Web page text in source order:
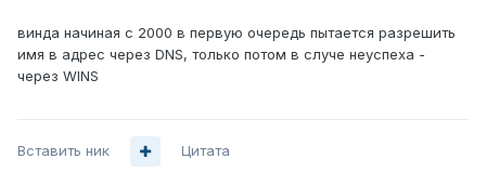
винда начиная с 2000 в первую очередь пытается разрешить
имя в адрес через DNS, только потом в случе неуспеха -
через WINS
Вставить ник Цитата